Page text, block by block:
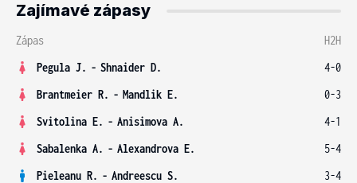
Zajímavé zápasy
Zápas
H2H
Pegula J. - Shnaider D.
4-0
Brantmeier R. - Mandlik E.
0-3
Svitolina E. - Anisimova A.
4-1
Sabalenka A. - Alexandrova E.
5-4
Pieleanu R. - Andreescu S.
3-4